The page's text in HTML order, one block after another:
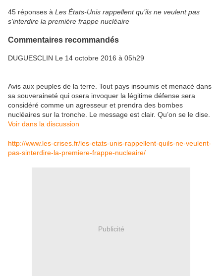
45 réponses à Les États-Unis rappellent qu’ils ne veulent pas
s’interdire la première frappe nucléaire
Commentaires recommandés
DUGUESCLIN Le 14 octobre 2016 à 05h29
Avis aux peuples de la terre. Tout pays insoumis et menacé dans
sa souveraineté qui osera invoquer la légitime défense sera
considéré comme un agresseur et prendra des bombes
nucléaires sur la tronche. Le message est clair. Qu’on se le dise.
Voir dans la discussion
http://www.les-crises.fr/les-etats-unis-rappellent-quils-ne-veulent-
pas-sinterdire-la-premiere-frappe-nucleaire/
Publicité